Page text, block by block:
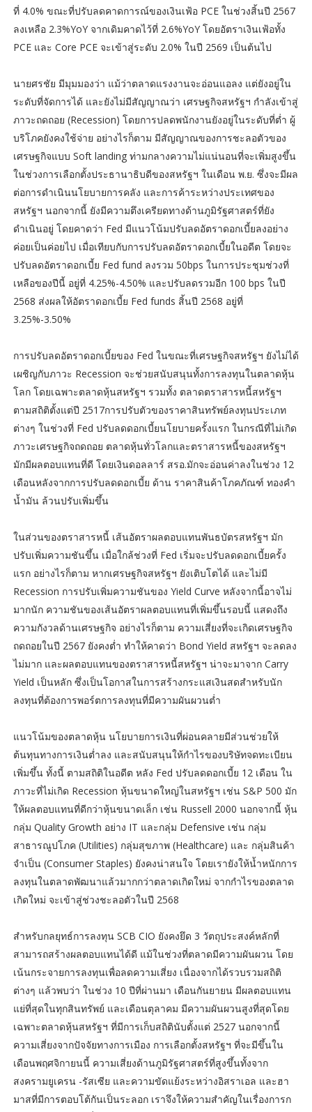
ที่ 4.0% ขณะที่ปรับลดคาดการณ์ของเงินเฟ้อ PCE ในช่วงสิ้นปี 2567
ลงเหลือ 2.3%YoY จากเดิมคาดไว้ที่ 2.6%YoY โดยอัตราเงินเฟ้อทั้ง
PCE และ Core PCE จะเข้าสู่ระดับ 2.0% ในปี 2569 เป็นต้นไป
นายศรชัย มีมุมมองว่า แม้ว่าตลาดแรงงานจะอ่อนแอลง แต่ยังอยู่ใน
ระดับที่จัดการได้ และยังไม่มีสัญญาณว่า เศรษฐกิจสหรัฐฯ กำลังเข้าสู่
ภาวะถดถอย (Recession) โดยการปลดพนักงานยังอยู่ในระดับที่ต่ำ ผู้
บริโภคยังคงใช้จ่าย อย่างไรก็ตาม มีสัญญาณของการชะลอตัวของ
เศรษฐกิจแบบ Soft landing ท่ามกลางความไม่แน่นอนที่จะเพิ่มสูงขึ้น
ในช่วงการเลือกตั้งประธานาธิบดีของสหรัฐฯ ในเดือน พ.ย. ซึ่งจะมีผล
ต่อการดำเนินนโยบายการคลัง และการค้าระหว่างประเทศของ
สหรัฐฯ นอกจากนี้ ยังมีความตึงเครียดทางด้านภูมิรัฐศาสตร์ที่ยัง
ดำเนินอยู่ โดยคาดว่า Fed มีแนวโน้มปรับลดอัตราดอกเบี้ยลงอย่าง
ค่อยเป็นค่อยไป เมื่อเทียบกับการปรับลดอัตราดอกเบี้ยในอดีต โดยจะ
ปรับลดอัตราดอกเบี้ย Fed fund ลงรวม 50bps ในการประชุมช่วงที่
เหลือของปีนี้ อยู่ที่ 4.25%-4.50% และปรับลดรวมอีก 100 bps ในปี
2568 ส่งผลให้อัตราดอกเบี้ย Fed funds สิ้นปี 2568 อยู่ที่
3.25%-3.50%
การปรับลดอัตราดอกเบี้ยของ Fed ในขณะที่เศรษฐกิจสหรัฐฯ ยังไม่ได้
เผชิญกับภาวะ Recession จะช่วยสนับสนุนทั้งการลงทุนในตลาดหุ้น
โลก โดยเฉพาะตลาดหุ้นสหรัฐฯ รวมทั้ง ตลาดตราสารหนี้สหรัฐฯ
ตามสถิติตั้งแต่ปี 2517การปรับตัวของราคาสินทรัพย์ลงทุนประเภท
ต่างๆ ในช่วงที่ Fed ปรับลดดอกเบี้ยนโยบายครั้งแรก ในกรณีที่ไม่เกิด
ภาวะเศรษฐกิจถดถอย ตลาดหุ้นทั่วโลกและตราสารหนี้ของสหรัฐฯ
มักมีผลตอบแทนที่ดี โดยเงินดอลลาร์ สรอ.มักจะอ่อนค่าลงในช่วง 12
เดือนหลังจากการปรับลดดอกเบี้ย ด้าน ราคาสินค้าโภคภัณฑ์ ทองคำ
น้ำมัน ล้วนปรับเพิ่มขึ้น
ในส่วนของตราสารหนี้ เส้นอัตราผลตอบแทนพันธบัตรสหรัฐฯ มัก
ปรับเพิ่มความชันขึ้น เมื่อใกล้ช่วงที่ Fed เริ่มจะปรับลดดอกเบี้ยครั้ง
แรก อย่างไรก็ตาม หากเศรษฐกิจสหรัฐฯ ยังเติบโตได้ และไม่มี
Recession การปรับเพิ่มความชันของ Yield Curve หลังจากนี้อาจไม่
มากนัก ความชันของเส้นอัตราผลตอบแทนที่เพิ่มขึ้นรอบนี้ แสดงถึง
ความกังวลด้านเศรษฐกิจ อย่างไรก็ตาม ความเสี่ยงที่จะเกิดเศรษฐกิจ
ถดถอยในปี 2567 ยังคงต่ำ ทำให้คาดว่า Bond Yield สหรัฐฯ จะลดลง
ไม่มาก และผลตอบแทนของตราสารหนี้สหรัฐฯ น่าจะมาจาก Carry
Yield เป็นหลัก ซึ่งเป็นโอกาสในการสร้างกระแสเงินสดสำหรับนัก
ลงทุนที่ต้องการพอร์ตการลงทุนที่มีความผันผวนต่ำ
แนวโน้มของตลาดหุ้น นโยบายการเงินที่ผ่อนคลายมีส่วนช่วยให้
ต้นทุนทางการเงินต่ำลง และสนับสนุนให้กำไรของบริษัทจดทะเบียน
เพิ่มขึ้น ทั้งนี้ ตามสถิติในอดีต หลัง Fed ปรับลดดอกเบี้ย 12 เดือน ใน
ภาวะที่ไม่เกิด Recession หุ้นขนาดใหญ่ในสหรัฐฯ เช่น S&P 500 มัก
ให้ผลตอบแทนที่ดีกว่าหุ้นขนาดเล็ก เช่น Russell 2000 นอกจากนี้ หุ้น
กลุ่ม Quality Growth อย่าง IT และกลุ่ม Defensive เช่น กลุ่ม
สาธารณูปโภค (Utilities) กลุ่มสุขภาพ (Healthcare) และ กลุ่มสินค้า
จำเป็น (Consumer Staples) ยังคงน่าสนใจ โดยเรายังให้น้ำหนักการ
ลงทุนในตลาดพัฒนาแล้วมากกว่าตลาดเกิดใหม่ จากกำไรของตลาด
เกิดใหม่ จะเข้าสู่ช่วงชะลอตัวในปี 2568
สำหรับกลยุทธ์การลงทุน SCB CIO ยังคงยึด 3 วัตถุประสงค์หลักที่
สามารถสร้างผลตอบแทนได้ดี แม้ในช่วงที่ตลาดมีความผันผวน โดย
เน้นกระจายการลงทุนเพื่อลดความเสี่ยง เนื่องจากได้รวบรวมสถิติ
ต่างๆ แล้วพบว่า ในช่วง 10 ปีที่ผ่านมา เดือนกันยายน มีผลตอบแทน
แย่ที่สุดในทุกสินทรัพย์ และเดือนตุลาคม มีความผันผวนสูงที่สุดโดย
เฉพาะตลาดหุ้นสหรัฐฯ ที่มีการเก็บสถิตินับตั้งแต่ 2527 นอกจากนี้
ความเสี่ยงจากปัจจัยทางการเมือง การเลือกตั้งสหรัฐฯ ที่จะมีขึ้นใน
เดือนพฤศจิกายนนี้ ความเสี่ยงด้านภูมิรัฐศาสตร์ที่สูงขึ้นทั้งจาก
สงครามยูเครน -รัสเซีย และความขัดแย้งระหว่างอิสราเอล และฮา
มาสที่มีการตอบโต้กันเป็นระลอก เราจึงให้ความสำคัญในเรื่องการก